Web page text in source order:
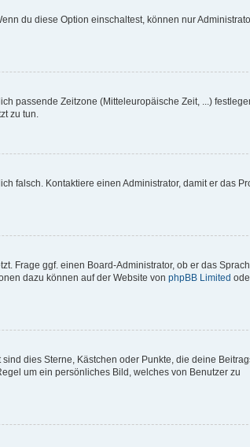
du diese Option einschaltest, können nur
passende Zeitzone (Mitteleuropäische Zeit, ...)
zu tun.
falsch. Kontaktiere einen Administrator, damit er das
Frage ggf. einen Board-Administrator, ob er das
dazu können auf der Website von phpBB Limited
dies Sterne, Kästchen oder Punkte, die deine
um ein persönliches Bild, welches von Benutzer zu